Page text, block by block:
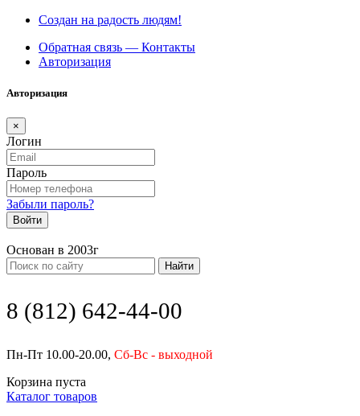
Создан на радость людям!
Обратная связь — Контакты
Авторизация
Авторизация
×
Логин
Пароль
Забыли пароль?
Войти
Основан в 2003г
Найти
8 (812) 642-44-00
Пн-Пт 10.00-20.00, Сб-Вс - выходной
Корзина пуста
Каталог товаров